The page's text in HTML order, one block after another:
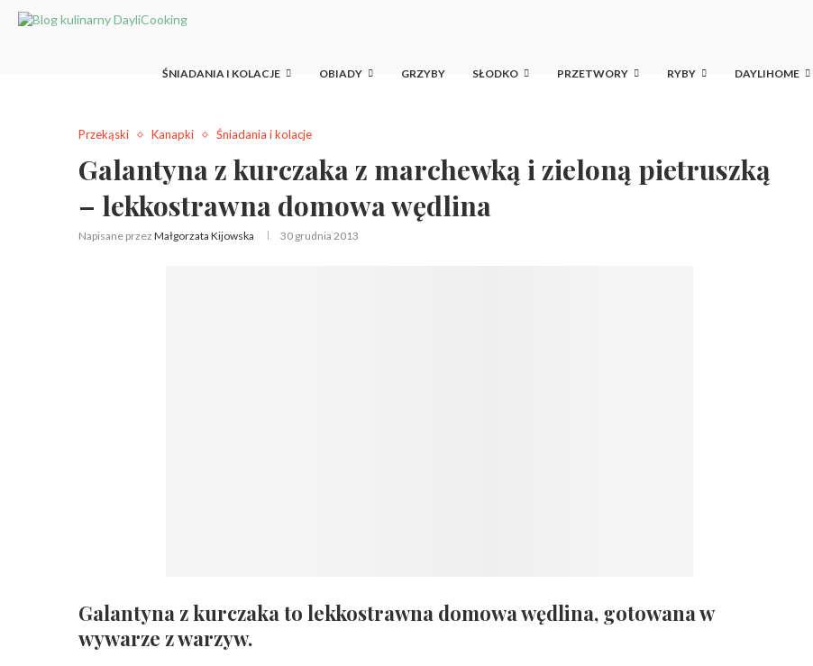
ŚNIADANIA I KOLACJE OBIADY GRZYBY SŁODKO PRZETWORY RYBY DAYLIHOME
Przekąski Kanapki Śniadania i kolacje
Galantyna z kurczaka z marchewką i zieloną pietruszką
– lekkostrawna domowa wędlina
Napisane przez Małgorzata Kijowska 30 grudnia 2013
Galantyna z kurczaka to lekkostrawna domowa wędlina, gotowana w
wywarze z warzyw.